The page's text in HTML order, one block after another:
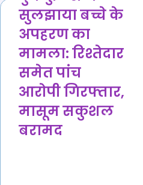
पुलिस
ने
सुलझाया
बच्चे
के
अपहरण
का
मामला:
रिश्तेदार
समेत
पांच
सुलझाया बच्चे के
अपहरण का
मामला: रिश्तेदार
समेत पांच
आरोपी गिरफ्तार,
मासूम सकुशल
बरामद